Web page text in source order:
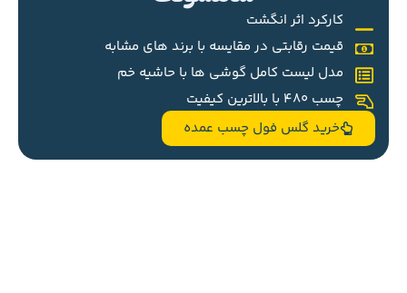
کارکرد اثر انگشت
قیمت رقابتی در مقایسه با برند های مشابه
مدل لیست کامل گوشی ها با حاشیه خم
چسب 480 با بالاترین کیفیت
خرید گلس فول چسب عمده